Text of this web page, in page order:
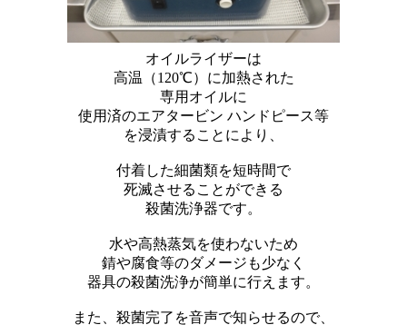
オイルライザーは
高温（120℃）に加熱された
専用オイルに
使用済のエアタービン ハンドピース等
を浸漬することにより、
付着した細菌類を短時間で
死滅させることができる
殺菌洗浄器です。
水や高熱蒸気を使わないため
錆や腐食等のダメージも少なく
器具の殺菌洗浄が簡単に行えます。
また、殺菌完了を音声で知らせるので、